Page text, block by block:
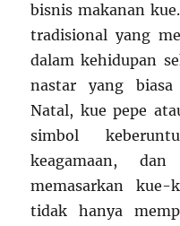
bisnis makanan
tradisional yang
dalam kehidupan
nastar yang
Natal, kue pepe
simbol
keagamaan,
memasarkan
tidak hanya